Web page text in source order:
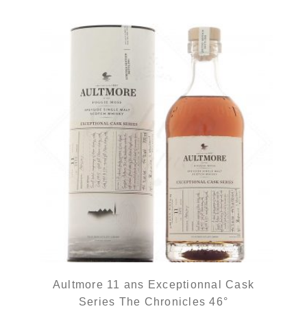
Aultmore 11 ans Exceptionnal Cask
Series The Chronicles 46°